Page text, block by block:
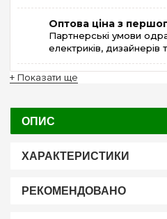
Оптова ціна з
Партнерські умови
електриків, дизайнерів
+ Показати ще
ОПИС
ХАРАКТЕРИСТИКИ
РЕКОМЕНДОВАНО